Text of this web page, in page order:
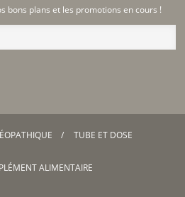
bons plans et les promotions en cours !
TUBE ET DOSE
ALIMENTAIRE